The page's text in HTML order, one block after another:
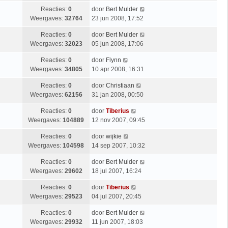
Reacties: 0
Weergaves: 32764
door Bert Mulder
23 jun 2008, 17:52
Reacties: 0
Weergaves: 32023
door Bert Mulder
05 jun 2008, 17:06
Reacties: 0
Weergaves: 34805
door Flynn
10 apr 2008, 16:31
Reacties: 0
Weergaves: 62156
door Christiaan
31 jan 2008, 00:50
Reacties: 0
Weergaves: 104889
door Tiberius
12 nov 2007, 09:45
Reacties: 0
Weergaves: 104598
door wijkie
14 sep 2007, 10:32
Reacties: 0
Weergaves: 29602
door Bert Mulder
18 jul 2007, 16:24
Reacties: 0
Weergaves: 29523
door Tiberius
04 jul 2007, 20:45
Reacties: 0
Weergaves: 29932
door Bert Mulder
11 jun 2007, 18:03